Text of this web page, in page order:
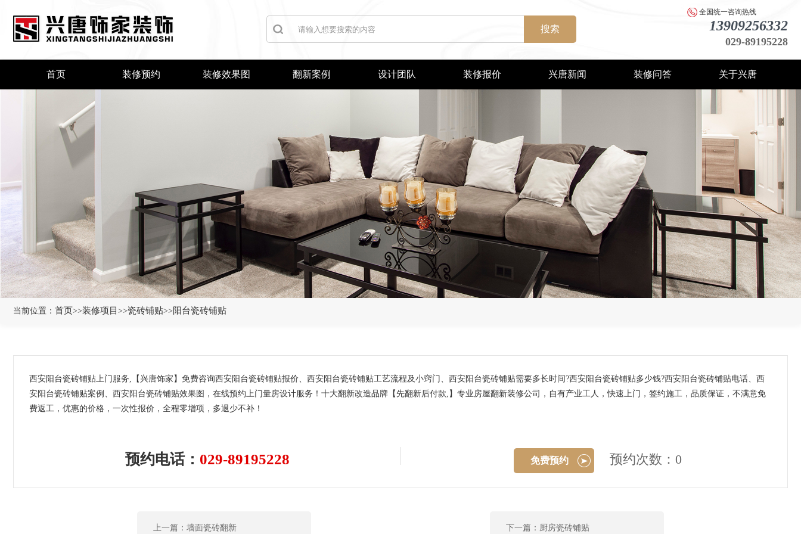
搜索
全国统一咨询热线
13909256332
029-89195228
首页 装修预约 装修效果图 翻新案例 设计团队 装修报价 兴唐新闻 装修问答 关于兴唐
当前位置： 首页>>装修项目 >>瓷砖铺贴>> 阳台瓷砖铺贴
西安阳台瓷砖铺贴上门服务,【兴唐饰家】免费咨询西安阳台瓷砖铺贴报价、西安阳台瓷砖铺贴工艺流程及小窍门、西安阳台瓷砖铺贴需要多长时间?西安阳台瓷砖铺贴多少钱?西安阳台瓷砖铺贴电话、西
安阳台瓷砖铺贴案例、西安阳台瓷砖铺贴效果图，在线预约上门量房设计服务！十大翻新改造品牌【先翻新后付款,】专业房屋翻新装修公司，自有产业工人，快速上门，签约施工，品质保证，不满意免
费返工，优惠的价格，一次性报价，全程零增项，多退少不补！
预约电话： 029-89195228 免费预约 预约次数：0
上一篇：墙面瓷砖翻新 下一篇：厨房瓷砖铺贴